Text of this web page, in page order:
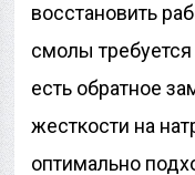
восстановить
смолы
есть обратное
жесткости на
оптимально